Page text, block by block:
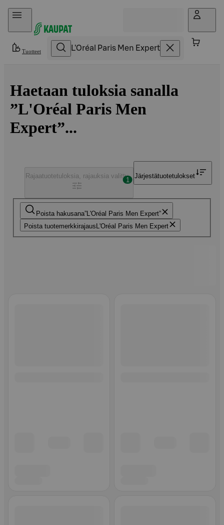
Hyppää sisältöön
Tuotteet
Haetaan tuloksia sanalla
”L'Oréal Paris Men
Expert”...
Poista hakusana L'Oréal Paris Men Expert
Poista tuotemerkkirajaus L'Oréal Paris Men Expert
Rajaatuotetuloksia, rajauksia valittu
1
Järjestätuotetulokset